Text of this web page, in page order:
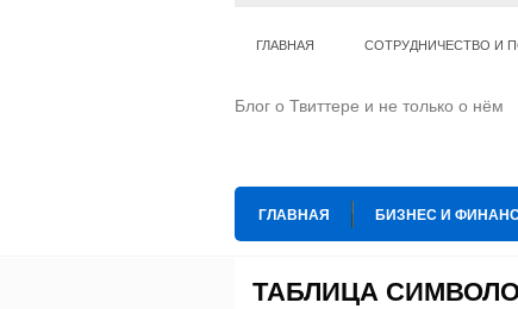
ГЛАВНАЯ СОТРУДНИЧЕСТВО И
Блог о Твиттере и не только о нём
ГЛАВНАЯ БИЗНЕС И
ТАБЛИЦА